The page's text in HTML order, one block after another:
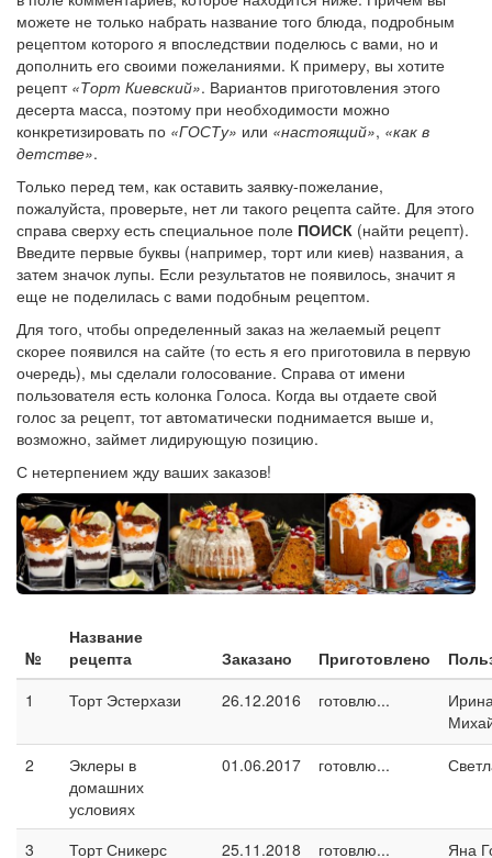
можете не только набрать название того блюда, подробным
рецептом которого я впоследствии поделюсь с вами, но и
дополнить его своими пожеланиями. К примеру, вы хотите
рецепт «Торт Киевский». Вариантов приготовления этого
десерта масса, поэтому при необходимости можно
конкретизировать по «ГОСТу» или «настоящий», «как в
детстве».
Только перед тем, как оставить заявку-пожелание,
пожалуйста, проверьте, нет ли такого рецепта сайте. Для этого
справа сверху есть специальное поле ПОИСК (найти рецепт).
Введите первые буквы (например, торт или киев) названия, а
затем значок лупы. Если результатов не появилось, значит я
еще не поделилась с вами подобным рецептом.
Для того, чтобы определенный заказ на желаемый рецепт
скорее появился на сайте (то есть я его приготовила в первую
очередь), мы сделали голосование. Справа от имени
пользователя есть колонка Голоса. Когда вы отдаете свой
голос за рецепт, тот автоматически поднимается выше и,
возможно, займет лидирующую позицию.
С нетерпением жду ваших заказов!
№
Название
рецепта
Заказано Приготовлено
1
Торт Эстерхази 26.12.2016 готовлю...
2
Эклеры в
домашних
условиях
01.06.2017 готовлю...
3 Торт Сникерс 25.11.2018 готовлю... Яна